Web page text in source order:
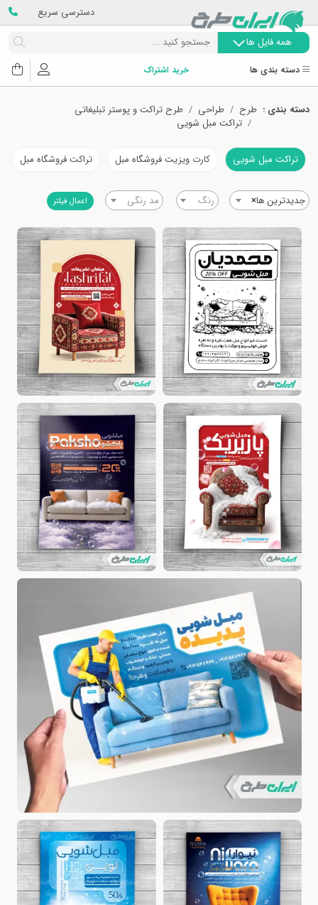
دسترسی سریع
همه فایل ها
دسته بندی ها خرید اشتراک
دسته بندی : طرح طراحی
طرح تراکت و پوستر تبلیغاتی
تراکت مبل شویی
تراکت مبل شویی کارت ویزیت فروشگاه مبل تراکت فروشگاه مبل
×جدیدترین ها رنگ مد رنگی اعمال فیلتر